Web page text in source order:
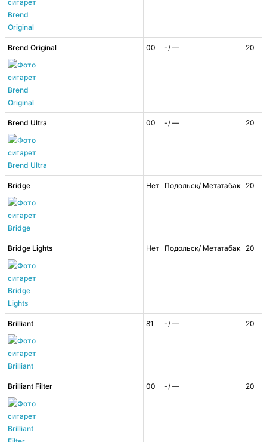
Brend Original 00 -/ — 20
Brend Ultra 00 -/ — 20
Bridge Нет Подольск/ Метатабак 20
Bridge Lights Нет Подольск/ Метатабак 20
Brilliant 81 -/ — 20
Brilliant Filter 00 -/ — 20